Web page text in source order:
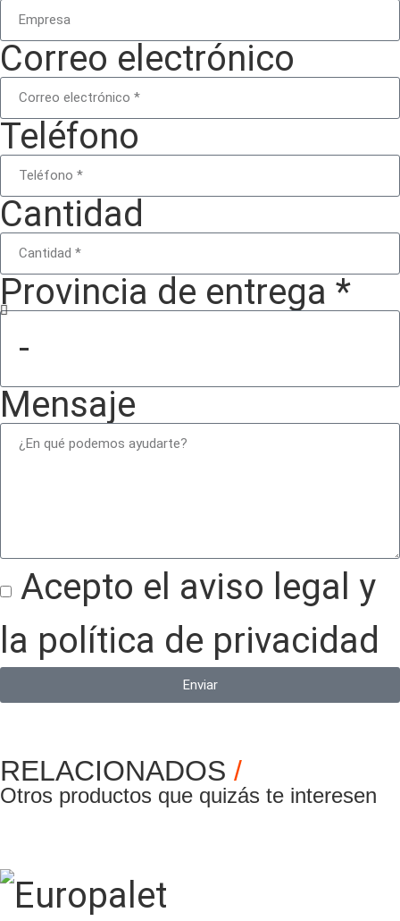
Correo electrónico
Teléfono
Cantidad
Provincia de entrega *
Mensaje
Acepto el aviso legal y
la política de privacidad
Enviar
RELACIONADOS /
Otros productos que quizás te interesen